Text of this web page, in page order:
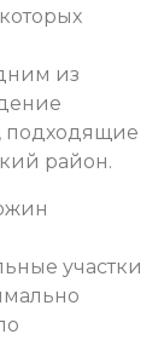
из
подходящие
район.
участки